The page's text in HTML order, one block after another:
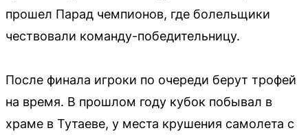
прошел Парад чемпионов, где болельщики
чествовали команду-победительницу.
После финала игроки по очереди берут трофей
на время. В прошлом году кубок побывал в
храме в Тутаеве, у места крушения самолета с